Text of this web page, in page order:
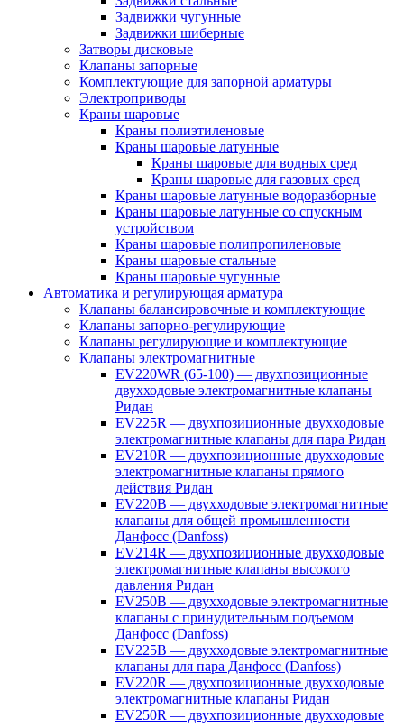
Задвижки чугунные
Задвижки шиберные
Затворы дисковые
Клапаны запорные
Комплектующие для запорной арматуры
Электроприводы
Краны шаровые
Краны полиэтиленовые
Краны шаровые латунные
Краны шаровые для водных сред
Краны шаровые для газовых сред
Краны шаровые латунные водоразборные
Краны шаровые латунные со спускным
устройством
Краны шаровые полипропиленовые
Краны шаровые стальные
Краны шаровые чугунные
Автоматика и регулирующая арматура
Клапаны балансировочные и комплектующие
Клапаны запорно-регулирующие
Клапаны регулирующие и комплектующие
Клапаны электромагнитные
EV220WR (65-100) — двухпозиционные
двухходовые электромагнитные клапаны
Ридан
EV225R — двухпозиционные двухходовые
электромагнитные клапаны для пара Ридан
EV210R — двухпозиционные двухходовые
электромагнитные клапаны прямого
действия Ридан
EV220B — двухходовые электромагнитные
клапаны для общей промышленности
Данфосс (Danfoss)
EV214R — двухпозиционные двухходовые
электромагнитные клапаны высокого
давления Ридан
EV250B — двухходовые электромагнитные
клапаны с принудительным подъемом
Данфосс (Danfoss)
EV225B — двухходовые электромагнитные
клапаны для пара Данфосс (Danfoss)
EV220R — двухпозиционные двухходовые
электромагнитные клапаны Ридан
EV250R — двухпозиционные двухходовые